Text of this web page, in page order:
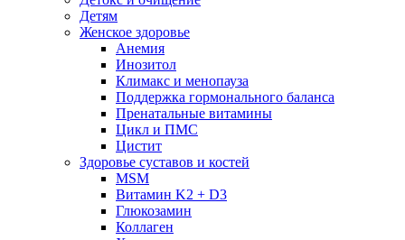
Детям
Женское здоровье
Анемия
Инозитол
Климакс и менопауза
Поддержка гормонального баланса
Пренатальные витамины
Цикл и ПМС
Цистит
Здоровье суставов и костей
MSM
Витамин K2 + D3
Глюкозамин
Коллаген